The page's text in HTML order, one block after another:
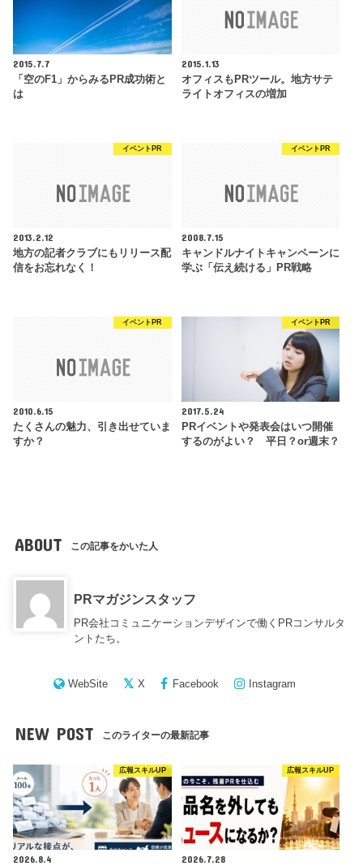
2015.7.7
「空のF1」からみるPR成功術と
は
2015.1.13
オフィスもPRツール。地方サテ
ライトオフィスの増加
イベントPR
2013.2.12
地方の記者クラブにもリリース配
信をお忘れなく！
イベントPR
2008.7.15
キャンドルナイトキャンペーンに
学ぶ「伝え続ける」PR戦略
イベントPR
2010.6.15
たくさんの魅力、引き出せていま
すか？
イベントPR
2017.5.24
PRイベントや発表会はいつ開催
するのがよい？ 平日？or週末？
ABOUT この記事をかいた人
PRマガジンスタッフ
PR会社コミュニケーションデザインで働くPRコンサルタ
ントたち。
WebSite X Facebook Instagram
NEW POST このライターの最新記事
広報スキルUP
2026.8.4
広報スキルUP
2026.7.28